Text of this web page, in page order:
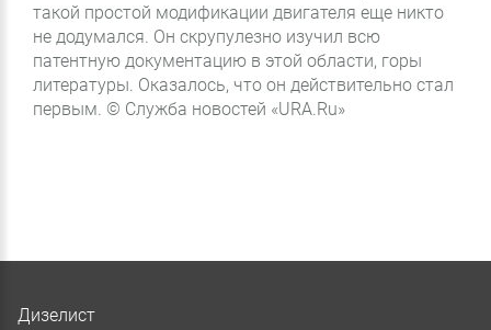
такой простой модификации двигателя еще никто
не додумался. Он скрупулезно изучил всю
патентную документацию в этой области, горы
литературы. Оказалось, что он действительно стал
первым. © Служба новостей «URA.Ru»
Дизелист